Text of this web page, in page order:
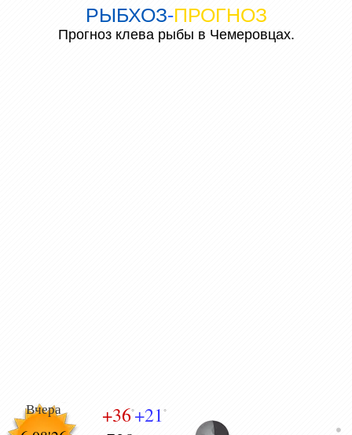
РЫБХОЗ-ПРОГНОЗ
Прогноз клева рыбы в Чемеровцах.
Вчера +36°+21°